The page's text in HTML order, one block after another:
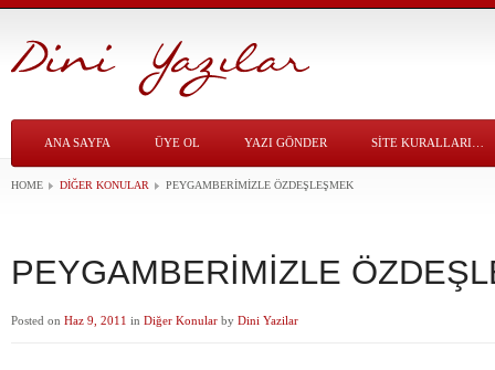
ANA SAYFA ÜYE OL YAZI GÖNDER SITE KURALLARI…
HOME DIĞER KONULAR PEYGAMBERİMİZLE ÖZDEŞLEŞMEK
PEYGAMBERİMİZLE
Posted on Haz 9, 2011 in Diğer Konular by Dini Yazilar